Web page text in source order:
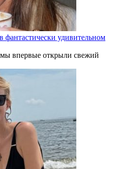
фантастически удивительном
мы впервые открыли свежий